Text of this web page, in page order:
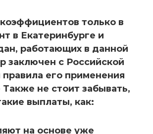
только в
в Екатеринбурге и
работающих в данной
заключен с Российской
его применения
не стоит забывать,
выплаты, как:
на основе уже